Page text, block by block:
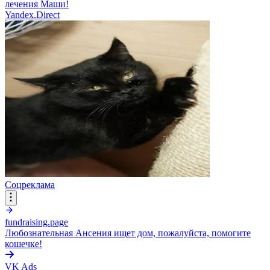
лечения Маши!
Yandex.Direct
Соцреклама
fundraising.page
Любознательная Ансения ищет дом, пожалуйста, помогите
кошечке!
VK Ads